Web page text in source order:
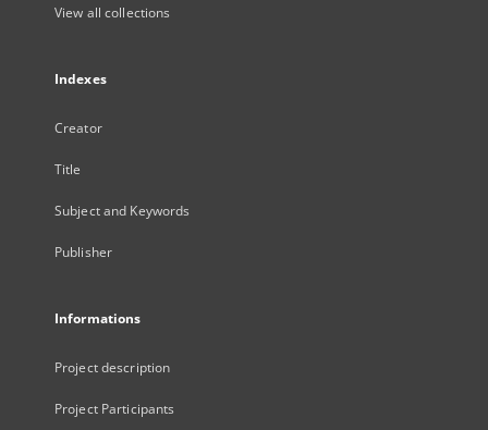
View all collections
Indexes
Creator
Title
Subject and Keywords
Publisher
Informations
Project description
Project Participants